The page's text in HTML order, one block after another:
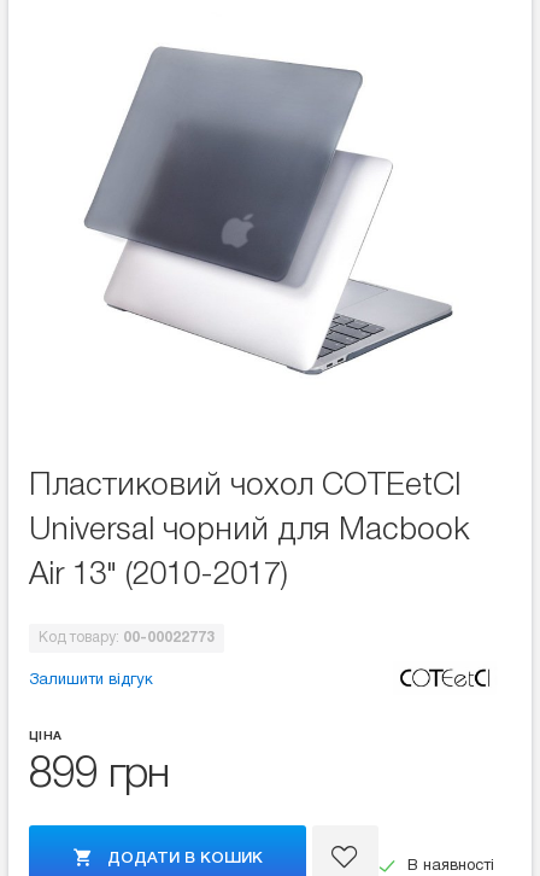
Пластиковий чохол COTEetCI
Universal чорний для Macbook
Air 13" (2010-2017)
Код товару: 00-00022773
Залишити відгук
ЦІНА
899 грн
ДОДАТИ В КОШИК
В наявності